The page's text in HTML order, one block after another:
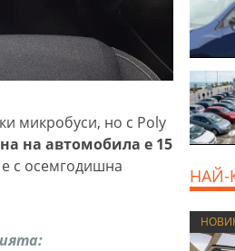
микробуси, но с Poly
на автомобила е 15
с осемгодишна
НАЙ-